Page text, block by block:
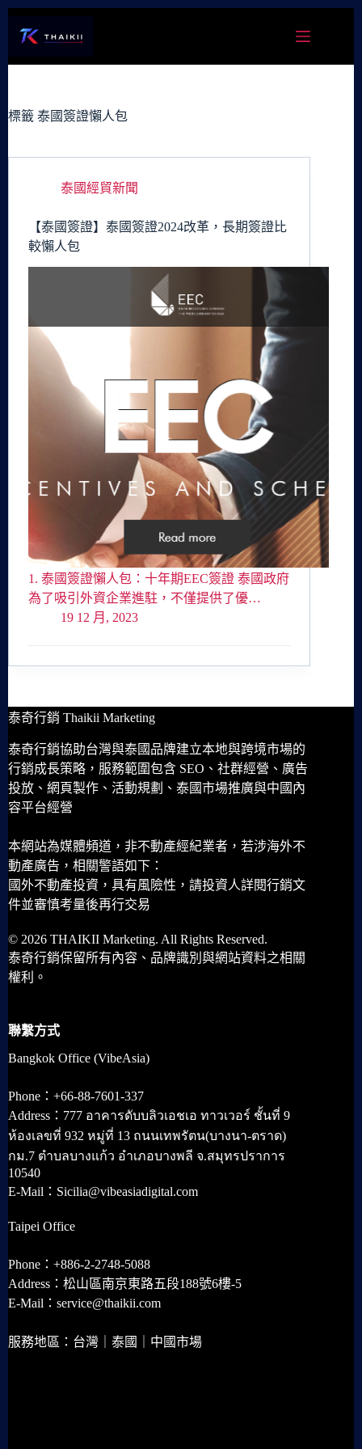
容
標籤 泰國簽證懶人包
泰國經貿新聞
【泰國簽證】泰國簽證2024改革，長期簽證比
較懶人包
1. 泰國簽證懶人包：十年期EEC簽證 泰國政府
為了吸引外資企業進駐，不僅提供了優…
19 12 月, 2023
泰奇行銷 Thaikii Marketing
泰奇行銷協助台灣與泰國品牌建立本地與跨境市場的
行銷成長策略，服務範圍包含 SEO、社群經營、廣告
投放、網頁製作、活動規劃、泰國市場推廣與中國內
容平台經營
本網站為媒體頻道，非不動產經紀業者，若涉海外不
動產廣告，相關警語如下：
國外不動產投資，具有風險性，請投資人詳閱行銷文
件並審慎考量後再行交易
© 2026 THAIKII Marketing. All Rights Reserved.
泰奇行銷保留所有內容、品牌識別與網站資料之相關
權利。
聯繫方式
Bangkok Office (VibeAsia)
Phone：+66-88-7601-337
Address：777 อาคารดับบลิวเอชเอ ทาวเวอร์ ชั้นที่ 9
ห้องเลขที่ 932 หมู่ที่ 13 ถนนเทพรัตน(บางนา-ตราด)
กม.7 ตำบลบางแก้ว อำเภอบางพลี จ.สมุทรปราการ
10540
E-Mail：Sicilia@vibeasiadigital.com
Taipei Office
Phone：+886-2-2748-5088
Address：松山區南京東路五段188號6樓-5
E-Mail：service@thaikii.com
服務地區：台灣｜泰國｜中國市場